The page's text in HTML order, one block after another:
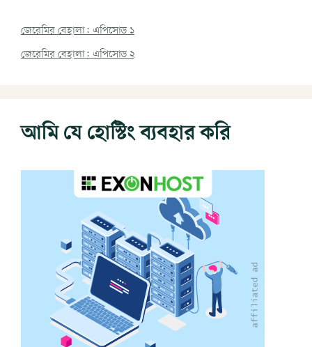
জেরেমির বেহালা: এপিসোড ১
জেরেমির বেহালা: এপিসোড ২
আমি যে হোস্টিং ব্যবহার করি